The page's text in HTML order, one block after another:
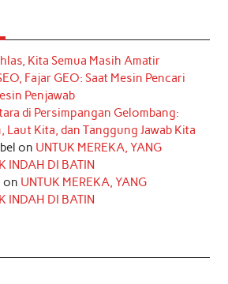
Kita Semua Masih Amatir
Fajar GEO: Saat Mesin Pencari
Penjawab
di Persimpangan Gelombang:
Kita, dan Tanggung Jawab Kita
on UNTUK MEREKA, YANG
INDAH DI BATIN
on UNTUK MEREKA, YANG
INDAH DI BATIN